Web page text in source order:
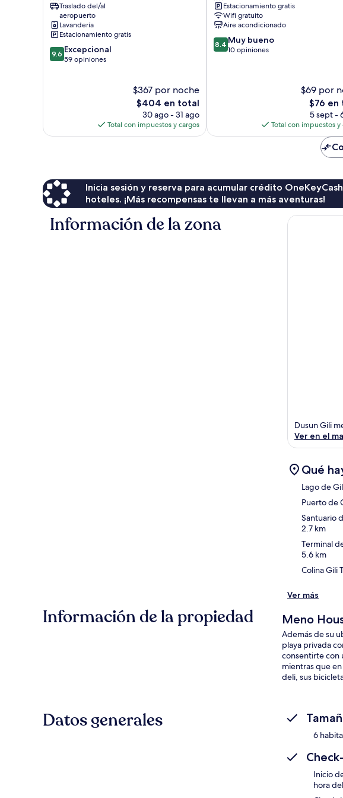
MenoTraslado del/al
aeropuerto
Lavandería
Estacionamiento gratis
9.6
de
9.6 Excepcional
59 opiniones
$367 por noche
El
precio
actual
es
$404 en total
30 ago - 31 ago
Total con impuestos y cargos
Gili
Meno
Estacionamiento gratis
Wifi gratuito
Aire acondicionado
8.4
de
8.4 Muy bueno
10 opiniones
$69 por
El
precio
actual
es
$76 en
5 sept -
Total con impuestos y
Inicia sesión y reserva para acumular crédito
hoteles. ¡Más recompensas te llevan a más aventuras!
Información de la zona
Dusun Gili
Ver en el
Qué
Lago de
Puerto de
Santuario
2.7 km
Terminal
5.6 km
Colina Gili
Ver más
Información de la propiedad Meno
Además de su
playa privada
consentirte con
mientras que
deli, sus
Datos generales
6
Inicio
hora